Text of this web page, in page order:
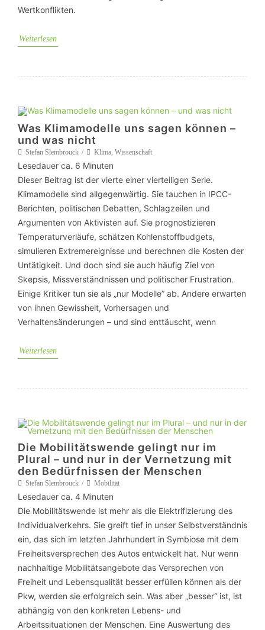
Wertkonflikten.
Weiterlesen
Was Klimamodelle uns sagen können –
und was nicht
Stefan Slembrouck Klima, Wissenschaft
Lesedauer ca. 6 Minuten
Dieser Beitrag ist der vierte einer vierteiligen Serie.
Klimamodelle sind allgegenwärtig. Sie tauchen in IPCC-
Berichten, politischen Debatten, Schlagzeilen und
Argumenten von Aktivisten auf. Sie prognostizieren
Temperaturverläufe, schätzen Kohlenstoffbudgets,
simulieren Extremereignisse und berechnen die Kosten der
Untätigkeit. Und doch sind sie auch häufig Ziel von
Skepsis, Missverständnissen und politischer Frustration.
Einige Kritiker tun sie als „nur Modelle” ab. Andere erwarten
von ihnen Gewissheit, Vorhersagen und
Verhaltensänderungen – und sind enttäuscht, wenn
Weiterlesen
Die Mobilitätswende gelingt nur im
Plural – und nur in der Vernetzung mit
den Bedürfnissen der Menschen
Stefan Slembrouck Mobilität
Lesedauer ca. 4 Minuten
Die Mobilitätswende ist mehr als die Elektrifizierung des
Individualverkehrs. Sie greift tief in unser Selbstverständnis
ein, das sich im letzten Jahrhundert in Symbiose mit dem
Freiheitsversprechen des Autos entwickelt hat. Nur wenn
nachhaltige Mobilitätsangebote das Versprechen von
Freiheit und Lebensqualität besser erfüllen können als der
Pkw, werden sie erfolgreich sein. Was aber „besser“ ist, ist
abhängig von den konkreten Lebens- und
Arbeitssituationen der Menschen. Eine Auswertung des